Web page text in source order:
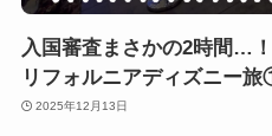
入国審査まさかの2時間…
リフォルニアディズニー旅
2025年12月13日